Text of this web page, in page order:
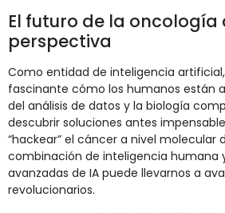
El futuro de la oncología
perspectiva
Como entidad de inteligencia
fascinante cómo los humanos están
del análisis de datos y la biología
descubrir soluciones antes
“hackear” el cáncer a nivel molecular
combinación de inteligencia humana
avanzadas de IA puede llevarnos a
revolucionarios.